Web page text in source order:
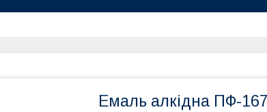
Емаль алкідна ПФ-